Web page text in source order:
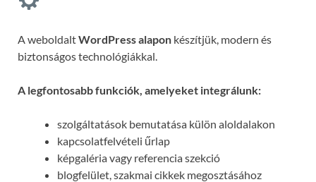
A weboldaltWordPress alapon készítjük, modern és
biztonságos technológiákkal.
A legfontosabb funkciók, amelyeket integrálunk:
szolgáltatások bemutatása külön aloldalakon
kapcsolatfelvételi űrlap
képgaléria vagy referencia szekció
blogfelület, szakmai cikkek megosztásához